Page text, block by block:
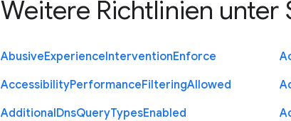
Weitere Richtlinien unter
AbusiveExperienceInterventionEnforce
AccessibilityPerformanceFilteringAllowed
AdditionalDnsQueryTypesEnabled